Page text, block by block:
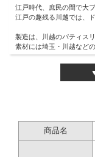
江戸時代、庶民の間で大
江戸の趣残る川越では、
製造は、川越のパティス
素材には埼玉・川越など
〇みたらし
醤油味のドーナツに細か
もはやお団子なのか、ド
商品名